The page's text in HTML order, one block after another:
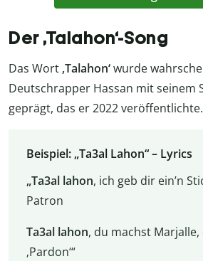
Der ‚Talahon‘-Song
Das Wort ‚Talahon‘wurde
Deutschrapper Hassan mit seinem
geprägt, das er 2022 veröffentlichte.
Beispiel: „Ta3al Lahon“ – Lyrics
„Ta3al lahon, ich geb dir ein’n
Patron
Ta3al lahon, du machst
‚Pardon‘“